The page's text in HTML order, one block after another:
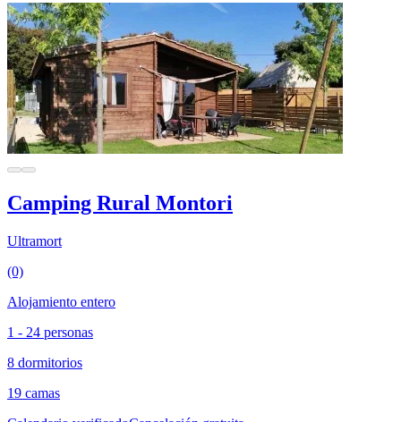
Camping Rural Montori
Ultramort
(0)
Alojamiento entero
1 - 24 personas
8 dormitorios
19 camas